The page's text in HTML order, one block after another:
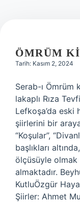
ÖMRÜM
Tarih: Kasım 2, 2024
Serab-ı Ömrüm
lakaplı Rıza
Lefkoşa’da eski
şiirlerini bir
“Koşular”,
başlıkları
ölçüsüyle
almaktadır.
KutluÖzgür
Şiirler: Ahmet